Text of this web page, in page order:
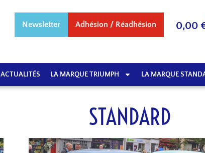
Newsletter Adhésion / Réadhésion 0,00
ACTUALITÉS LA MARQUE TRIUMPH LA MARQUE
STANDARD